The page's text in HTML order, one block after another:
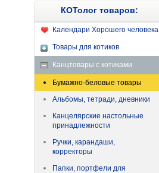
КОТолог товаров:
Календари Хорошего человека
Товары для котиков
Канцтовары с котиками
Бумажно-беловые товары
Альбомы, тетради, дневники
Канцелярские настольные
принадлежности
Ручки, карандаши,
корректоры
Папки, портфели для